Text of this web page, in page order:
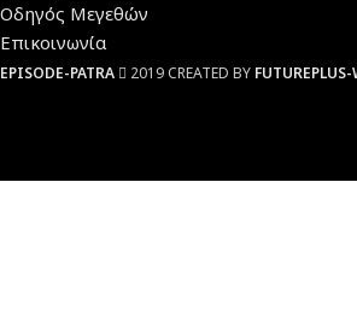
Οδηγός Μεγεθών
Επικοινωνία
EPISODE-PATRA 2019 CREATED BY FUTUREPLUS-